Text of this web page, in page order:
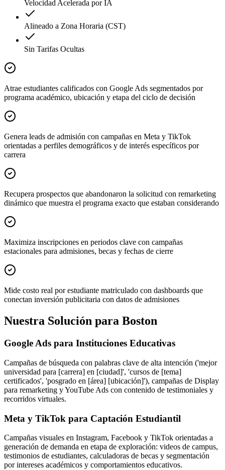
Velocidad Acelerada por IA
Alineado a Zona Horaria (CST)
Sin Tarifas Ocultas
Atrae estudiantes calificados con Google Ads segmentados por
programa académico, ubicación y etapa del ciclo de decisión
Genera leads de admisión con campañas en Meta y TikTok
orientadas a perfiles demográficos y de interés específicos por
carrera
Recupera prospectos que abandonaron la solicitud con remarketing
dinámico que muestra el programa exacto que estaban considerando
Maximiza inscripciones en periodos clave con campañas
estacionales para admisiones, becas y fechas de cierre
Mide costo real por estudiante matriculado con dashboards que
conectan inversión publicitaria con datos de admisiones
Nuestra Solución para Boston
Google Ads para Instituciones Educativas
Campañas de búsqueda con palabras clave de alta intención ('mejor
universidad para [carrera] en [ciudad]', 'cursos de [tema]
certificados', 'posgrado en [área] [ubicación]'), campañas de Display
para remarketing y YouTube Ads con contenido de testimoniales y
recorridos virtuales.
Meta y TikTok para Captación Estudiantil
Campañas visuales en Instagram, Facebook y TikTok orientadas a
generación de demanda en etapa de exploración: videos de campus,
testimonios de estudiantes, calculadoras de becas y segmentación
por intereses académicos y comportamientos educativos.